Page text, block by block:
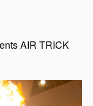
AIR TRICK